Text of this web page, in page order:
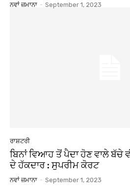
ਨਵਾਂ ਜ਼ਮਾਨਾ - September 1, 2023
ਰਾਸ਼ਟਰੀ
ਬਿਨਾਂ ਵਿਆਹ ਤੋਂ ਪੈਦਾ ਹੋਣ ਵਾਲੇ ਬੱਚੇ
ਦੇ ਹੱਕਦਾਰ : ਸੁਪਰੀਮ ਕੋਰਟ
ਨਵਾਂ ਜ਼ਮਾਨਾ - September 1, 2023